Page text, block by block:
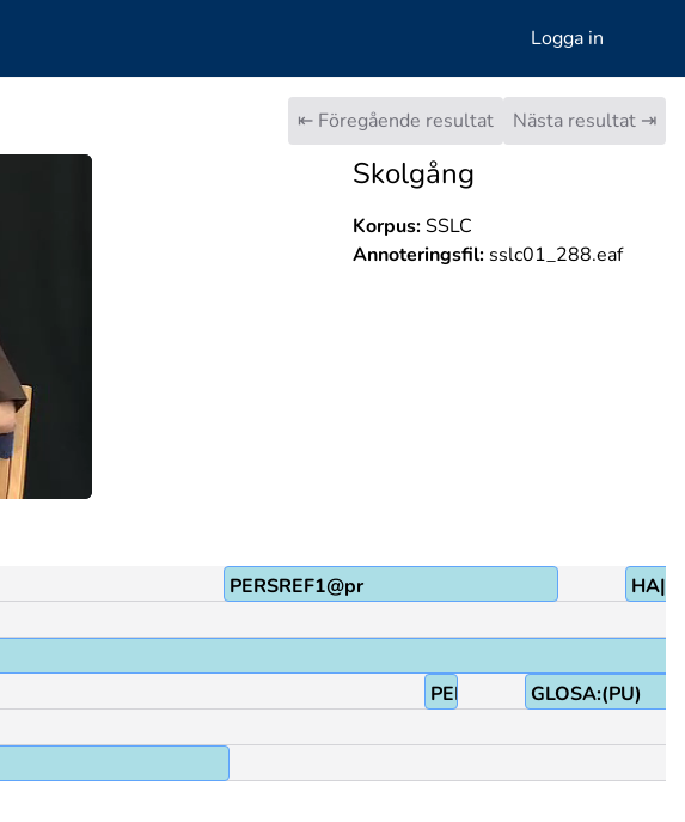
Logga in
⇤ Föregående resultat Nästa resultat ⇥
Skolgång
Korpus:SSLC
Annoteringsfil:sslc01_288.eaf
PERSREF1@pr
PEK GLOSA:(PU)